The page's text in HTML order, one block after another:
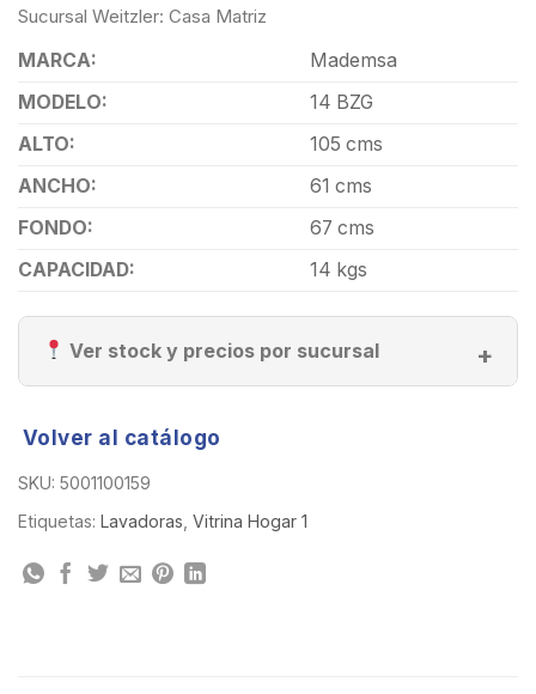
Sucursal Weitzler: Casa Matriz
MARCA:
Mademsa
MODELO:
14 BZG
ALTO:
105 cms
ANCHO:
61 cms
FONDO:
67 cms
CAPACIDAD:
14 kgs
Ver stock y precios por sucursal
Volver al catálogo
SKU: 5001100159
Etiquetas: Lavadoras Vitrina Hogar 1